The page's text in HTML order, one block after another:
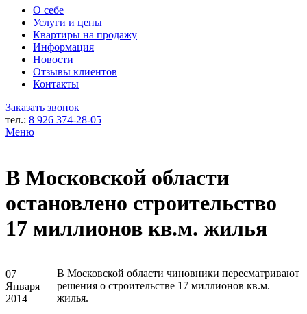
О себе
Услуги и цены
Квартиры на продажу
Информация
Новости
Отзывы клиентов
Контакты
Заказать звонок
тел.: 8 926 374-28-05
Меню
В Московской области
остановлено строительство
17 миллионов кв.м. жилья
07
Января
2014
В Московской области чиновники пересматривают
решения о строительстве 17 миллионов кв.м.
жилья.